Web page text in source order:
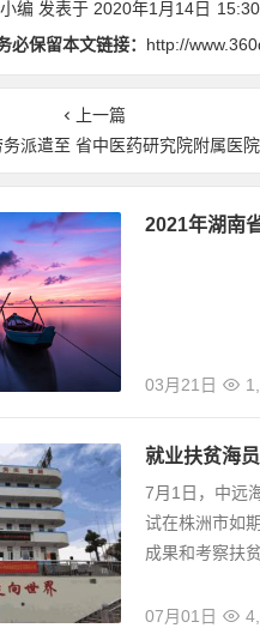
小编 发表于 2020年1月14日
必保留本文链接： http://
上一篇
省中医药研究院附属医院助理岗位拟聘用人员名单
2021年湖南
03月21日
就业扶贫海
7月1日，中远
试在株洲市如
成果和考察扶
07月01日